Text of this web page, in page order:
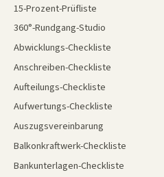
15-Prozent-Prüfliste
360°-Rundgang-Studio
Abwicklungs-Checkliste
Anschreiben-Checkliste
Aufteilungs-Checkliste
Aufwertungs-Checkliste
Auszugsvereinbarung
Balkonkraftwerk-Checkliste
Bankunterlagen-Checkliste